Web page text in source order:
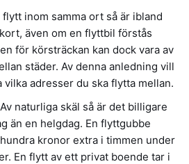
flytt inom samma ort så är ibland
även om en flyttbil förstås
för körsträckan kan dock vara av
städer. Av denna anledning vill
adresser du ska flytta mellan.
naturliga skäl så är det billigare
än en helgdag. En flyttgubbe
kronor extra i timmen under
En flytt av ett privat boende tar i